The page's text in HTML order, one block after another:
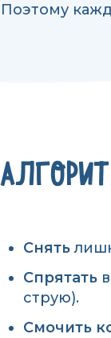
Поэтому
Снять
Спрятать
струю).
Смочить